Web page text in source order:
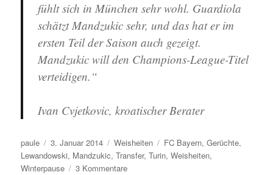
fühlt sich in München sehr wohl. Guardiola
schätzt Mandzukic sehr, und das hat er im
ersten Teil der Saison auch gezeigt.
Mandzukic will den Champions-League-Titel
verteidigen.“
Ivan Cvjetkovic, kroatischer Berater
Autor
paule
Veröffentlicht
am
3. Januar 2014 Kategorien
Weisheiten Schlagwörter
FC Bayern,Gerüchte,
Lewandowski, Mandzukic,Transfer,Turin,Weisheiten,
Winterpause
3 Kommentarezu